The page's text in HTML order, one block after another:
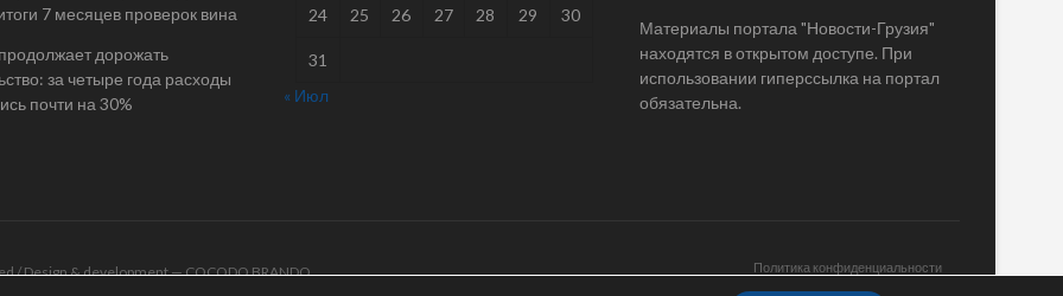
7 месяцев проверок вина
дорожать
за четыре года расходы
почти на 30%
24 25 26 27 28 29 30
31
« Июл
Материалы портала "Новости-Грузия"
находятся в открытом доступе. При
использовании гиперссылка на портал
обязательна.
Политика конфиденциальности
/ Design & development —COCODO BRANDO